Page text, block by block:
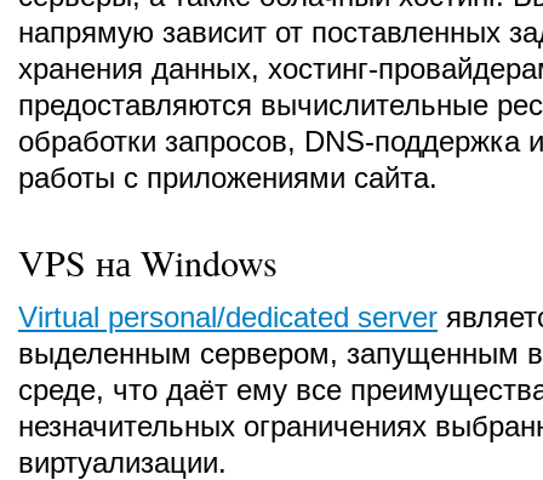
напрямую зависит от поставленных
хранения данных, хостинг-
предоставляются вычислительные
обработки запросов, DNS-поддержка
работы с приложениями сайта.
VPS на Windows
Virtual personal/dedicated server
выделенным сервером, запущенным в
среде, что даёт ему все
незначительных ограничениях
виртуализации.